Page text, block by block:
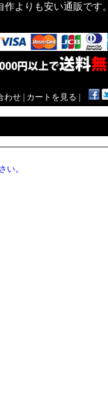
よりも安い通販です。
わせ カートを見る
い。